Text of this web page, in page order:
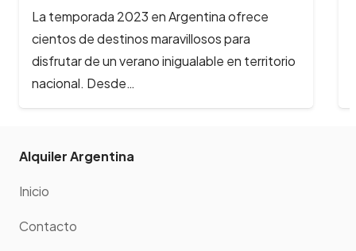
La ciudad de la furia es uno de los destinos
más visitados en Argentina por su gran oferta
cultural y…
Alquiler Argentina
Inicio
Contacto